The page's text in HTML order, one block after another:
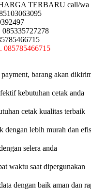
TERBARU call/wa
085335727278
085785466715
barang akan
kebutuhan cetak anda
cetak kualitas terbaik
lebih murah dan
selera anda
waktu saat dipergunakan
dengan baik aman dan